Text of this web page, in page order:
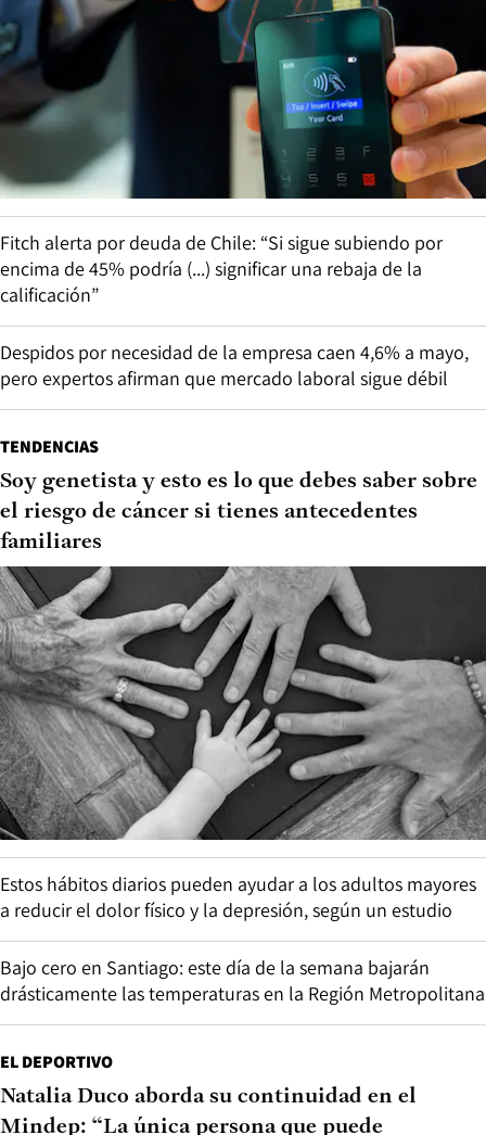
Fitch alerta por deuda de Chile: “Si sigue subiendo por
encima de 45% podría (...) significar una rebaja de la
calificación”
Despidos por necesidad de la empresa caen 4,6% a mayo,
pero expertos afirman que mercado laboral sigue débil
TENDENCIAS
Soy genetista y esto es lo que debes saber sobre
el riesgo de cáncer si tienes antecedentes
familiares
Estos hábitos diarios pueden ayudar a los adultos mayores
a reducir el dolor físico y la depresión, según un estudio
Bajo cero en Santiago: este día de la semana bajarán
drásticamente las temperaturas en la Región Metropolitana
EL DEPORTIVO
Natalia Duco aborda su continuidad en el
Mindep: “La única persona que puede